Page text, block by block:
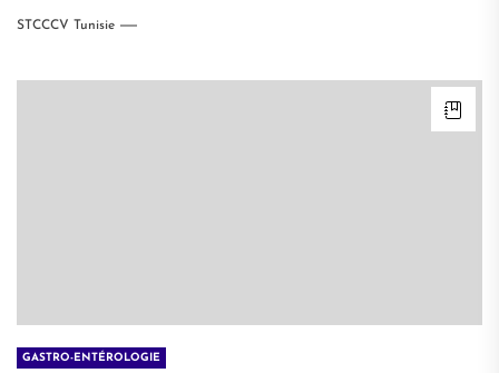
STCCCV Tunisie
GASTRO-ENTÉROLOGIE